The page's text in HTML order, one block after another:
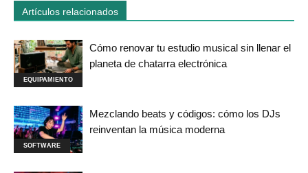
Artículos relacionados
EQUIPAMIENTO
Cómo renovar tu estudio musical sin llenar el
planeta de chatarra electrónica
SOFTWARE
Mezclando beats y códigos: cómo los DJs
reinventan la música moderna